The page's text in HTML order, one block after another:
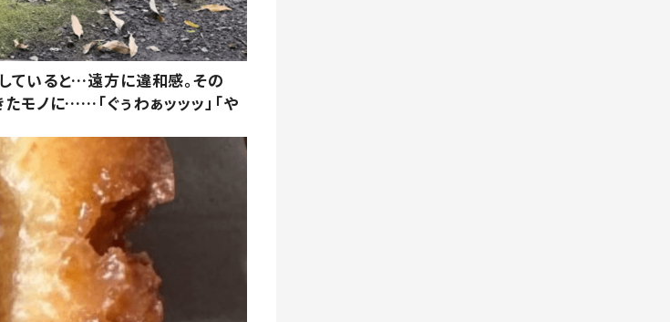
ていると…遠方に違和感。その
モノに……「ぐぅわぁッッッ」「や